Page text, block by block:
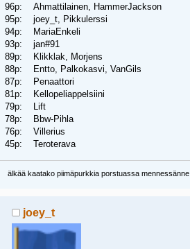
96p: Ahmattilainen, HammerJackson
95p: joey_t, Pikkulerssi
94p: MariaEnkeli
93p: jan#91
89p: Klikklak, Morjens
88p: Entto, Palkokasvi, VanGils
87p: Penaattori
81p: Kellopeliappelsiini
79p: Lift
78p: Bbw-Pihla
76p: Villerius
45p: Teroterava
älkää kaatako piimäpurkkia porstuassa mennessänne
joey_t